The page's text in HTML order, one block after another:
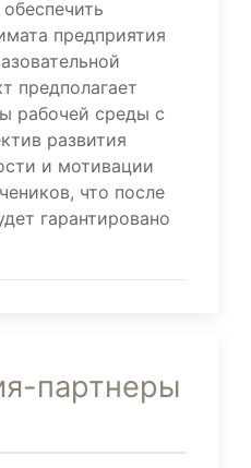
предприятия
предполагает
рабочей среды с
развития
и мотивации
что после
гарантировано
партнеры